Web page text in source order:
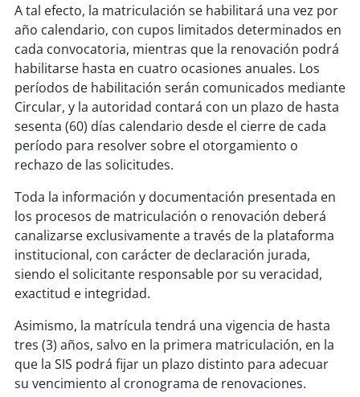
A tal efecto, la matriculación se habilitará una vez por
año calendario, con cupos limitados determinados en
cada convocatoria, mientras que la renovación podrá
habilitarse hasta en cuatro ocasiones anuales. Los
períodos de habilitación serán comunicados mediante
Circular, y la autoridad contará con un plazo de hasta
sesenta (60) días calendario desde el cierre de cada
período para resolver sobre el otorgamiento o
rechazo de las solicitudes.
Toda la información y documentación presentada en
los procesos de matriculación o renovación deberá
canalizarse exclusivamente a través de la plataforma
institucional, con carácter de declaración jurada,
siendo el solicitante responsable por su veracidad,
exactitud e integridad.
Asimismo, la matrícula tendrá una vigencia de hasta
tres (3) años, salvo en la primera matriculación, en la
que la SIS podrá fijar un plazo distinto para adecuar
su vencimiento al cronograma de renovaciones.